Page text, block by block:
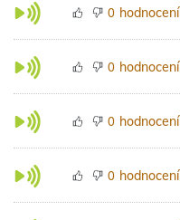
0 hodnocení
0 hodnocení
0 hodnocení
0 hodnocení